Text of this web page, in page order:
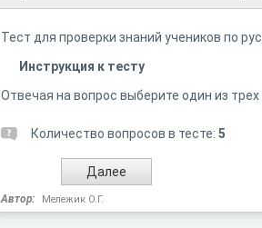
Тест для проверки знаний учеников по
Инструкция к тесту
Отвечая на вопрос выберите один из
Количество вопросов в тесте: 5
Автор: Мележик О.Г.